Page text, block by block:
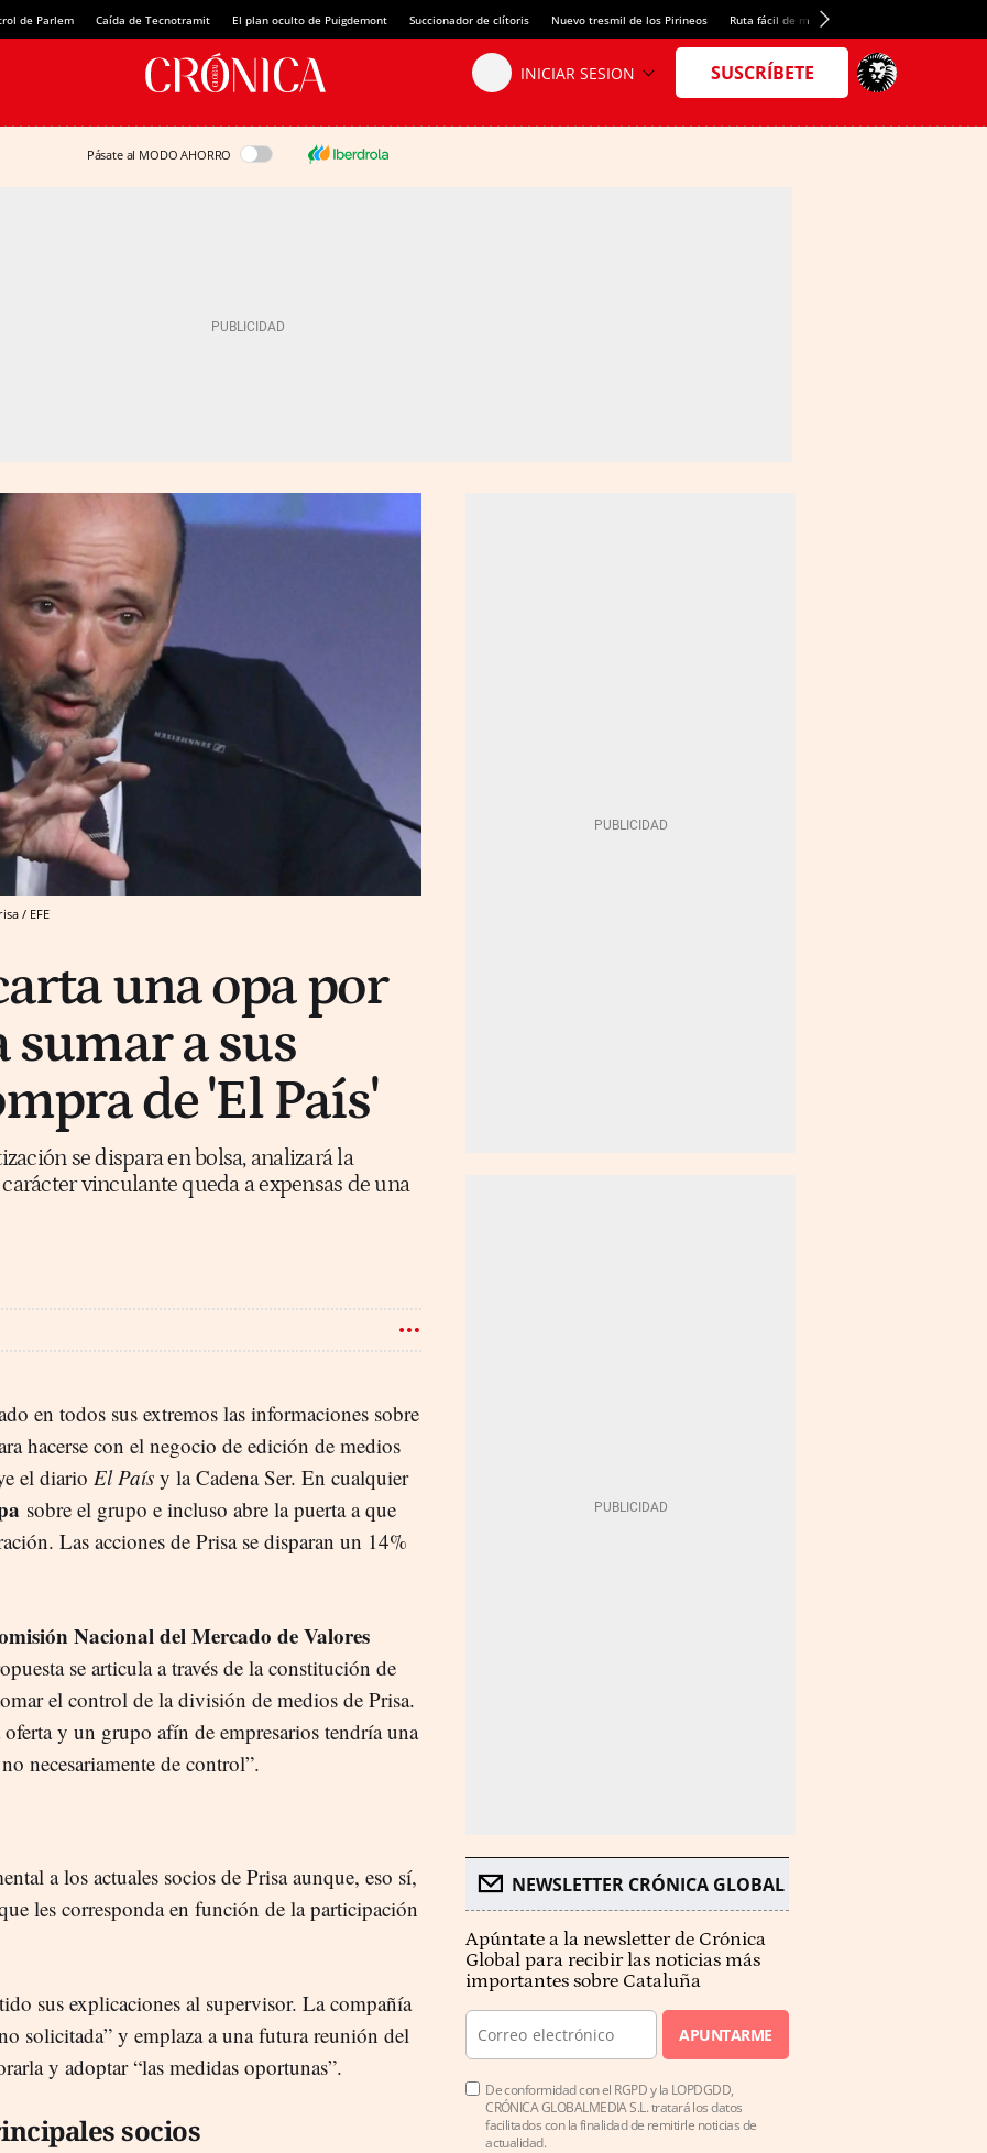
de Parlem Caída de Tecnotramit El plan oculto de Puigdemont Succionador de clítoris Nuevo tresmil de los Pirineos Ruta fácil de montaña
Pásate al MODO AHORRO
/ EFE
una opa por
sumar a sus
de 'El País'
se dispara en bolsa, analizará la
vinculante queda a expensas de una
en todos sus extremos las informaciones sobre
hacerse con el negocio de edición de medios
el diario El País y la Cadena Ser. En cualquier
sobre el grupo e incluso abre la puerta a que
Las acciones de Prisa se disparan un 14%
Nacional del Mercado de Valores
se articula a través de la constitución de
el control de la división de medios de Prisa.
y un grupo afín de empresarios tendría una
necesariamente de control”.
a los actuales socios de Prisa aunque, eso sí,
les corresponda en función de la participación
sus explicaciones al supervisor. La compañía
solicitada” y emplaza a una futura reunión del
y adoptar “las medidas oportunas”.
socios
NEWSLETTER CRÓNICA GLOBAL
Apúntate a la newsletter de Crónica
Global para recibir las noticias más
importantes sobre Cataluña
APUNTARME
De conformidad con el RGPD y la LOPDGDD,
CRÓNICA GLOBALMEDIA S.L. tratará los datos
facilitados con la finalidad de remitirle noticias de
actualidad.